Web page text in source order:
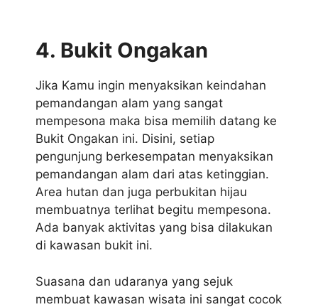
4. Bukit Ongakan
Jika Kamu ingin menyaksikan keindahan
pemandangan alam yang sangat
mempesona maka bisa memilih datang ke
Bukit Ongakan ini. Disini, setiap
pengunjung berkesempatan menyaksikan
pemandangan alam dari atas ketinggian.
Area hutan dan juga perbukitan hijau
membuatnya terlihat begitu mempesona.
Ada banyak aktivitas yang bisa dilakukan
di kawasan bukit ini.
Suasana dan udaranya yang sejuk
membuat kawasan wisata ini sangat cocok